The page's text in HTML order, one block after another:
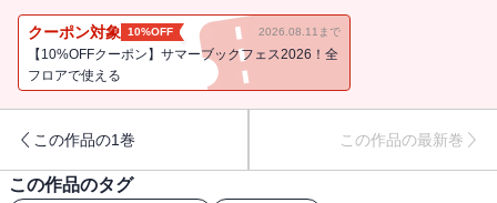
り、反撃の策を練りはじめる。これぞディーヴァーの真骨頂！ プ
ロVSプロのゲーム性を研ぎ澄ましたノンストップ・サスペンス。
クーポン対象 10%OFF 2026.08.11まで
【10%OFFクーポン】サマーブックフェス2026！全
フロアで使える
この作品の1巻 この作品の最新巻
この作品のタグ